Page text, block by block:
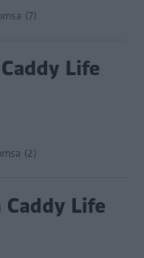
(7)
Life
(2)
Life